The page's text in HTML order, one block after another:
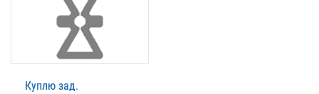
Куплю зад.